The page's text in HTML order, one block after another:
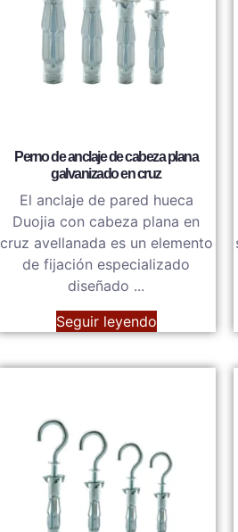
Perno de anclaje de cabeza plana
galvanizado en cruz
El anclaje de pared hueca
Duojia con cabeza plana en
cruz avellanada es un elemento
de fijación especializado
diseñado ...
Seguir leyendo